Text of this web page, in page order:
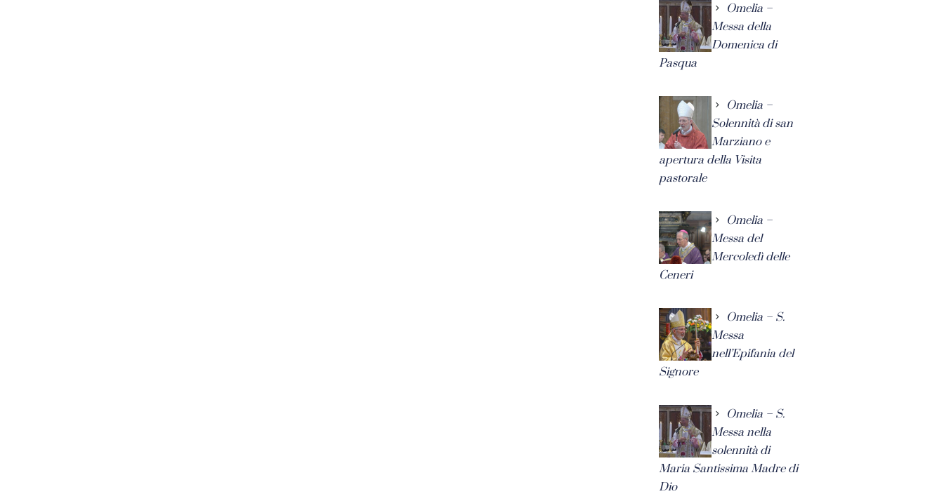
Omelia –
Messa della
Domenica di
Pasqua
Omelia –
Solennità di san
Marziano e
apertura della Visita
pastorale
Omelia –
Messa del
Mercoledì delle
Ceneri
Omelia – S.
Messa
nell’Epifania del
Signore
Omelia – S.
Messa nella
solennità di
Maria Santissima Madre di
Dio